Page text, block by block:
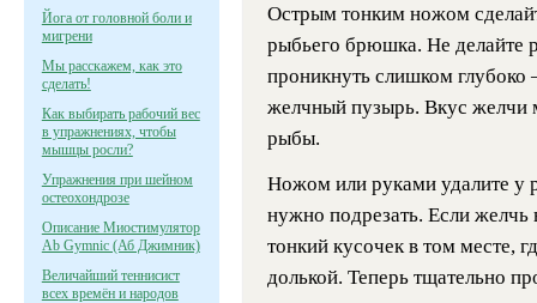
Йога от головной боли и
мигрени
Мы расскажем, как это
сделать!
Как выбирать рабочий вес
в упражнениях, чтобы
мышцы росли?
Упражнения при шейном
остеохондрозе
Описание Миостимулятор
Ab Gymnic (Аб Джимник)
Величайший теннисист
всех времён и народов
Острым тонким ножом
рыбьего брюшка. Не делайте
проникнуть слишком глубоко
желчный пузырь. Вкус желчи
рыбы.
Ножом или руками удалите у
нужно подрезать. Если желчь
тонкий кусочек в том месте,
долькой. Теперь тщательно